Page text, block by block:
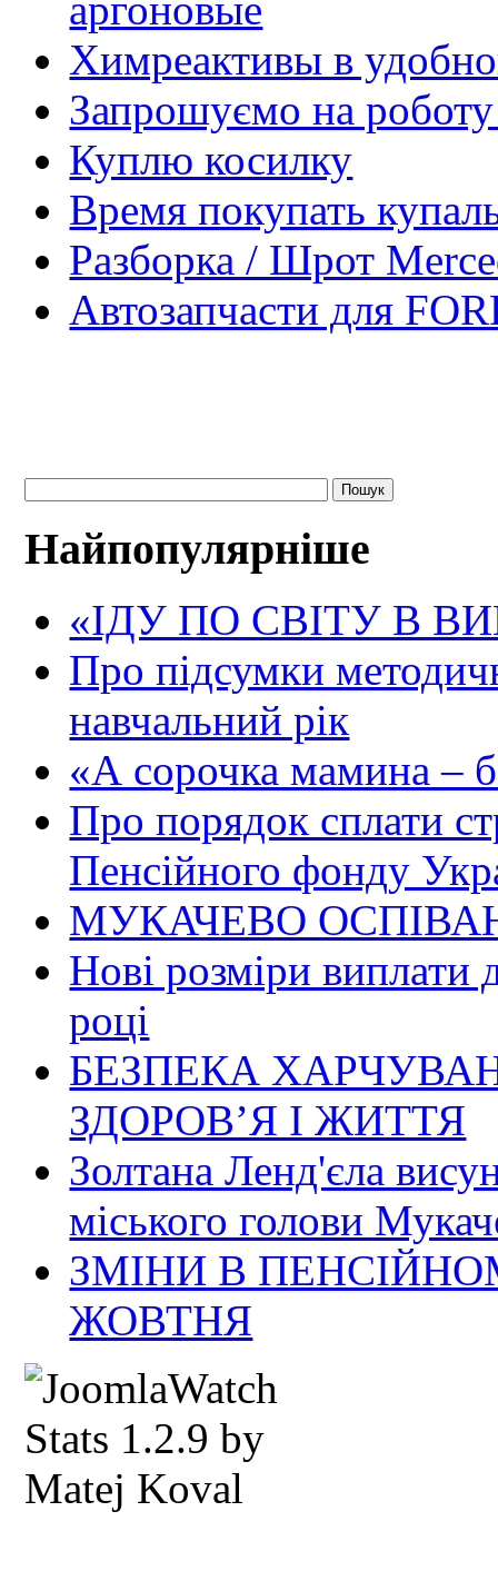
Химреактивы в
Запрошуємо на роботу
Куплю косилку
Время покупать
Разборка / Шрот
Автозапчасти для
Найпопулярніше
«ІДУ ПО СВІТУ В
Про підсумки
навчальний рік
«А сорочка мамина –
Про порядок сплати
Пенсійного фонду
МУКАЧЕВО
Нові розміри виплати
році
БЕЗПЕКА
ЗДОРОВ’Я І ЖИТТЯ
Золтана Ленд'єла
міського голови
ЗМІНИ В
ЖОВТНЯ